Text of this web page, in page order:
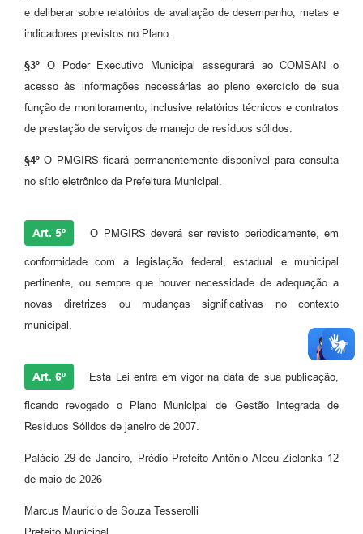
e deliberar sobre relatórios de avaliação de desempenho, metas e
indicadores previstos no Plano.
§3º O Poder Executivo Municipal assegurará ao COMSAN o
acesso às informações necessárias ao pleno exercício de sua
função de monitoramento, inclusive relatórios técnicos e contratos
de prestação de serviços de manejo de resíduos sólidos.
§4º O PMGIRS ficará permanentemente disponível para consulta
no sítio eletrônico da Prefeitura Municipal.
Art. 5º O PMGIRS deverá ser revisto periodicamente, em
conformidade com a legislação federal, estadual e municipal
pertinente, ou sempre que houver necessidade de adequação a
novas diretrizes ou mudanças significativas no contexto
municipal.
Art. 6º Esta Lei entra em vigor na data de sua publicação,
ficando revogado o Plano Municipal de Gestão Integrada de
Resíduos Sólidos de janeiro de 2007.
Palácio 29 de Janeiro, Prédio Prefeito Antônio Alceu Zielonka 12
de maio de 2026
Marcus Maurício de Souza Tesserolli